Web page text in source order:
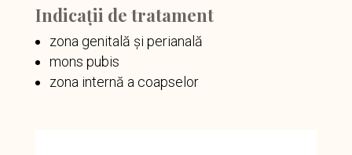
Indicații de tratament
zona genitală și perianală
mons pubis
zona internă a coapselor